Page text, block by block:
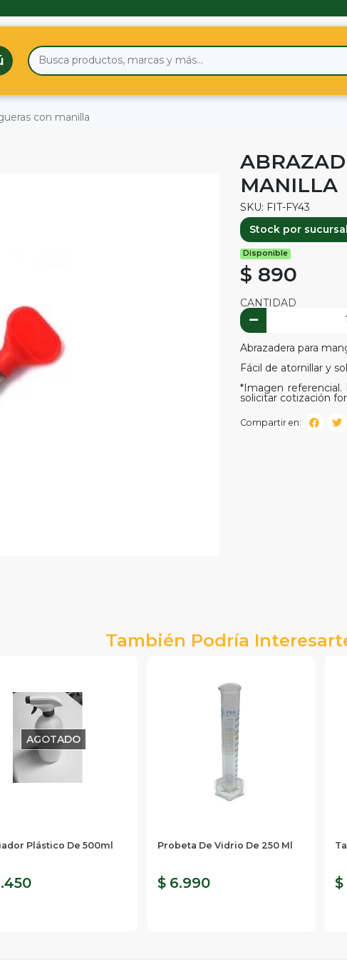
con manilla
MANILLA
SKU: FIT-FY43
Stock por sucursal
Disponible
$ 890
CANTIDAD
Abrazadera para
Fácil de atornillar y
*Imagen referencial.
solicitar cotización
Compartir en:
También Podría
AGOTADO
Plástico De 500ml Probeta De Vidrio De 250 Ml
$ 6.990 $